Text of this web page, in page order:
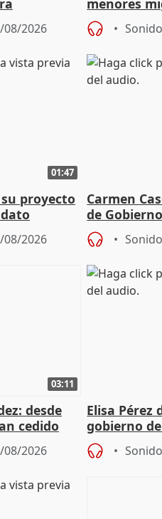
08/2026
menores
aportación
01:47
proyecto
08/2026
Carmen
de
de Pérez de
03:11
desde
cedido
08/2026
Elisa Pérez
gobierno
de Málaga,